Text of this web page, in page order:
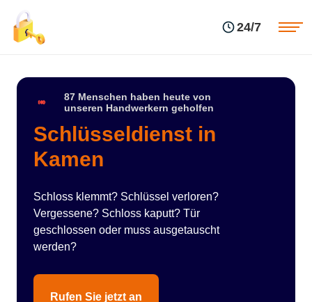
24/7
87 Menschen haben heute von
unseren Handwerkern geholfen
Schlüsseldienst in
Kamen
Schloss klemmt? Schlüssel verloren?
Vergessene? Schloss kaputt? Tür
geschlossen oder muss ausgetauscht
werden?
Rufen Sie jetzt an